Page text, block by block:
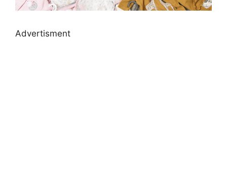
Advertisment